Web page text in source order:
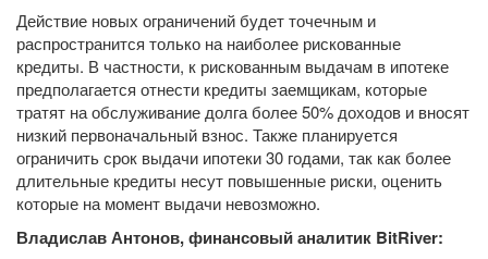
Действие новых ограничений будет точечным и
распространится только на наиболее рискованные
кредиты. В частности, к рискованным выдачам в ипотеке
предполагается отнести кредиты заемщикам, которые
тратят на обслуживание долга более 50% доходов и вносят
низкий первоначальный взнос. Также планируется
ограничить срок выдачи ипотеки 30 годами, так как более
длительные кредиты несут повышенные риски, оценить
которые на момент выдачи невозможно.
Владислав Антонов, финансовый аналитик BitRiver: